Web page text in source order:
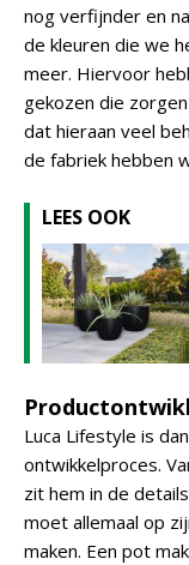
nog verfijnder en
de kleuren die we
meer. Hiervoor
gekozen die
dat hieraan veel
de fabriek hebben
LEES OOK
Luca Lifestyle is
ontwikkelproces.
zit hem in de
moet allemaal op
maken. Een pot